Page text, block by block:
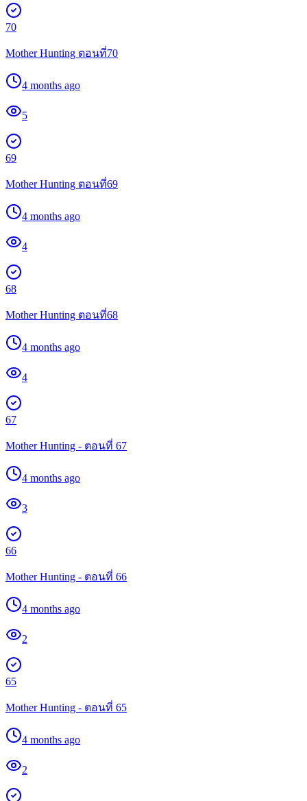
70
Mother Hunting ตอนที่70
4 months ago
5
69
Mother Hunting ตอนที่69
4 months ago
4
68
Mother Hunting ตอนที่68
4 months ago
4
67
Mother Hunting - ตอนที่ 67
4 months ago
3
66
Mother Hunting - ตอนที่ 66
4 months ago
2
65
Mother Hunting - ตอนที่ 65
4 months ago
2